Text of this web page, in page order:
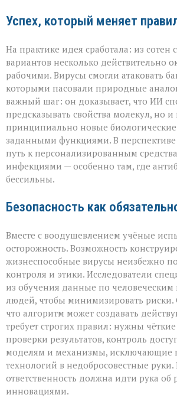
Успех, который меняет
На практике идея сработала: из сотен
вариантов несколько действительно
рабочими. Вирусы смогли атаковать
которыми пасовали природные
важный шаг: он доказывает, что ИИ
предсказывать свойства молекул, но и
принципиально новые
заданными функциями. В перспективе
путь к персонализированным
инфекциями — особенно там, где
бессильны.
Безопасность как
Вместе с воодушевлением учёные
осторожность. Возможность
жизнеспособные вирусы неизбежно
контроля и этики. Исследователи
из обучения данные по
людей, чтобы минимизировать риски.
что алгоритм может создавать
требует строгих правил: нужны
проверки результатов, контроль
моделям и механизмы, исключающие
технологий в недобросовестные руки.
ответственность должна идти рука об
инновациями.